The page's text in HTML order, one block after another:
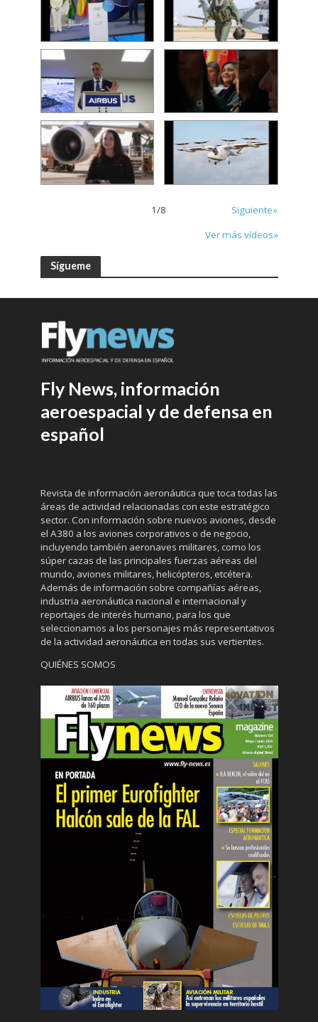
1/8
Siguiente»
Ver más vídeos»
Sígueme
Fly News, información
aeroespacial y de defensa en
español
Revista de información aeronáutica que toca todas las
áreas de actividad relacionadas con este estratégico
sector. Con información sobre nuevos aviones, desde
el A380 a los aviones corporativos o de negocio,
incluyendo también aeronaves militares, como los
súper cazas de las principales fuerzas aéreas del
mundo, aviones militares, helicópteros, etcétera.
Además de información sobre compañías aéreas,
industria aeronáutica nacional e internacional y
reportajes de interés humano, para los que
seleccionamos a los personajes más representativos
de la actividad aeronáutica en todas sus vertientes.
QUIÉNES SOMOS